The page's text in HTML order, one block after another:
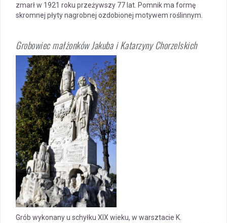
zmarł w 1921 roku przeżywszy 77 lat. Pomnik ma formę
skromnej płyty nagrobnej ozdobionej motywem roślinnym.
Grobowiec małżonków Jakuba i Katarzyny Chorzelskich
Grób wykonany u schyłku XIX wieku, w warsztacie K.